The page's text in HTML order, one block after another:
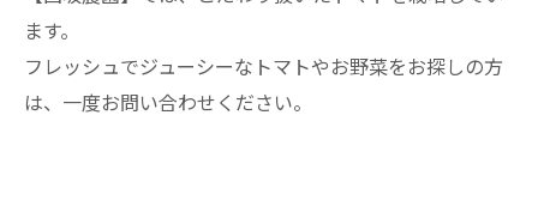
ます。
フレッシュでジューシーなトマトやお野菜をお探しの方
は、一度お問い合わせください。